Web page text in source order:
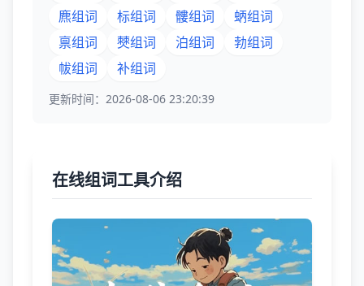
麃组词
标组词 髏组词
蛃组词
禀组词
僰组词 泊组词
勃组词
帗组词
补组词
更新时间：2026-08-06 23:20:39
在线组词工具介绍